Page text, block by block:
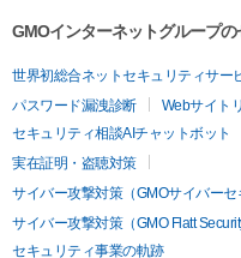
GMOインターネットグループ
世界初総合ネットセキュリティサー
パスワード漏洩診断
Webサイト
セキュリティ相談AIチャットボット
実在証明・盗聴対策
サイバー攻撃対策（GMOサイバーセ
サイバー攻撃対策（GMO Flatt
セキュリティ事業の軌跡